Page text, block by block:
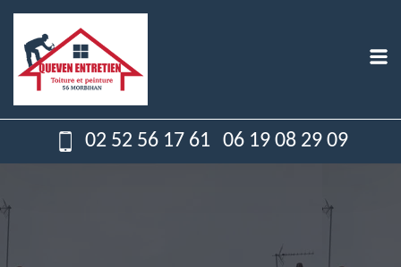
02 52 56 17 61 06 19 08 29 09